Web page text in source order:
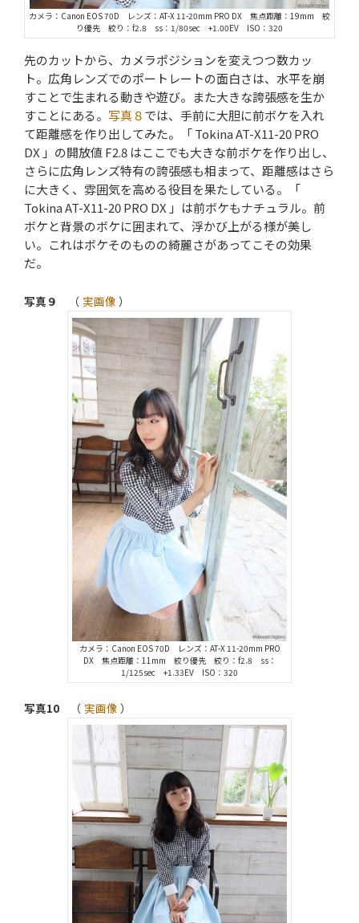
カメラ：Canon EOS 70D レンズ：AT-X 11-20mm PRO DX 焦点距離：19mm 絞
り優先 絞り：f2.8 ss：1/80sec +1.00EV ISO：320
先のカットから、カメラポジションを変えつつ数カッ
ト。広角レンズでのポートレートの面白さは、水平を崩
すことで生まれる動きや遊び。また大きな誇張感を生か
すことにある。 写真８では、手前に大胆に前ボケを入れ
て距離感を作り出してみた。「 Tokina AT-X11-20 PRO
DX 」の開放値 F2.8 はここでも大きな前ボケを作り出し、
さらに広角レンズ特有の誇張感も相まって、距離感はさら
に大きく、雰囲気を高める役目を果たしている。「
Tokina AT-X11-20 PRO DX 」は前ボケもナチュラル。前
ボケと背景のボケに囲まれて、浮かび上がる様が美し
い。これはボケそのものの綺麗さがあってこその効果
だ。
写真９ （ 実画像 ）
カメラ：Canon EOS 70D レンズ：AT-X 11-20mm PRO
DX 焦点距離：11mm 絞り優先 絞り：f2.8 ss：
1/125sec +1.33EV ISO：320
写真10 （ 実画像 ）